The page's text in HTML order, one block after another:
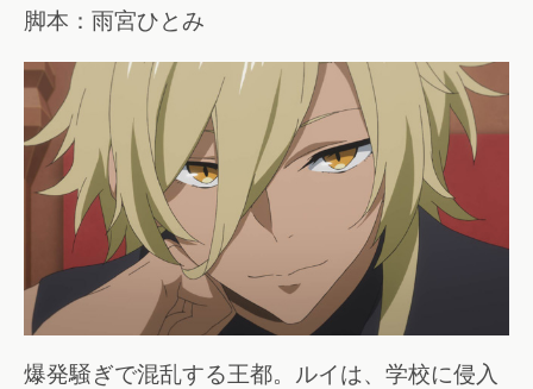
脚本：雨宮ひとみ
爆発騒ぎで混乱する王都。ルイは、学校に侵入